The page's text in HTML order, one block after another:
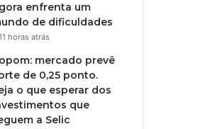
enfrenta um
de dificuldades
horas atrás
mercado prevê
de 0,25 ponto.
o que esperar dos
que
a Selic